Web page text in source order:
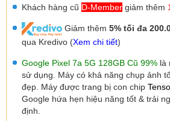
Khách hàng cũ D-Member giảm thêm
Giảm thêm 5% tối đa
qua Kredivo (Xem chi tiết)
Google Pixel 7a 5G 128GB Cũ 99% là
sử dụng. Máy có khả năng chụp ảnh
đẹp. Máy được trang bị con chip
Google hứa hẹn hiệu năng tốt & trải
định.